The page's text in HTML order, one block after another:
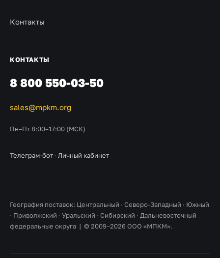
Контакты
КОНТАКТЫ
8 800 550-03-50
sales@mpkm.org
Пн–Пт 8:00–17:00 (МСК)
Телеграм-бот · Личный кабинет
География поставок: Центральный · Северо-Западный · Южный
· Приволжский · Уральский · Сибирский · Дальневосточный
федеральные округа | © 2009–2026 ООО «МПКМ».